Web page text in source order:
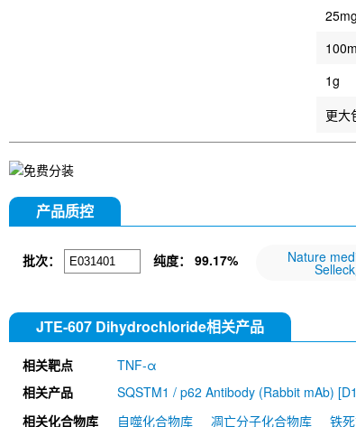
25mg
1g
更大
产品质控
批次： 纯度： 99.17% Nature
JTE-607 Dihydrochloride相关产品
相关靶点
TNF-α
相关产品
SQSTM1 / p62 Antibody (Rabbit mAb)
相关化合物库 自噬化合物库 凋亡分子化合物库 铁